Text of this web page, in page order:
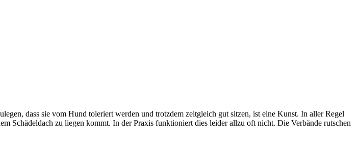
dass sie vom Hund toleriert werden und trotzdem zeitgleich gut sitzen, ist eine Kunst. In aller Regel
Schädeldach zu liegen kommt. In der Praxis funktioniert dies leider allzu oft nicht. Die Verbände rutschen